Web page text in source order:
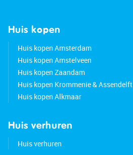
Huis kopen
Huis kopen Amsterdam
Huis kopen Amstelveen
Huis kopen Zaandam
Huis kopen Krommenie & Assendelft
Huis kopen Alkmaar
Huis verhuren
Huis verhuren